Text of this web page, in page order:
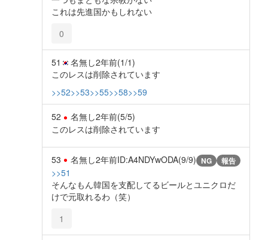
これは先進国かもしれない
0
51 名無し2年前(1/1)
このレスは削除されています
>>52>>53>>55>>58>>59
52 名無し2年前(5/5)
このレスは削除されています
53 名無し2年前ID:A4NDYwODA(9/9) NG 報告
>>51
そんなもん韓国を支配してるビールとユニクロだ
けで元取れるわ（笑）
1